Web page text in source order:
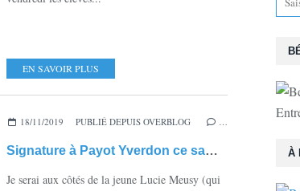
EN SAVOIR PLUS
LES DRAGONS DU MORMONT,LES PRISONNIERS DU PALAIS,
18/11/2019 PUBLIÉ DEPUIS OVERBLOG
Signature à Payot Yverdon ce samedi 23 novembre
Je serai aux côtés de la jeune Lucie Meusy (qui
À